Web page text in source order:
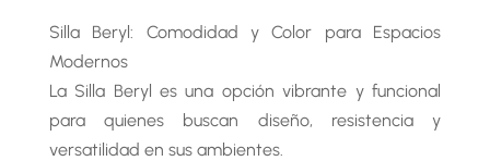
Silla Beryl: Comodidad y Color para Espacios
Modernos
La Silla Beryl es una opción vibrante y funcional
para quienes buscan diseño, resistencia y
versatilidad en sus ambientes.